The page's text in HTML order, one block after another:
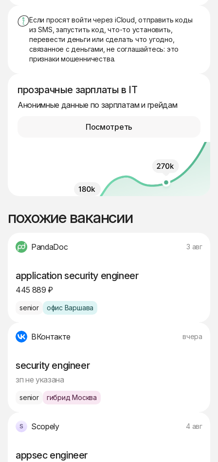
Если просят войти через iCloud, отправить коды
из SMS, запустить код, что-то установить,
перевести деньги или сделать что угодно,
связанное с деньгами, не соглашайтесь: это
признаки мошенничества.
прозрачные зарплаты в IT
Анонимные данные по зарплатам и грейдам
Посмотреть
похожие вакансии
PandaDoc 3 авг
application security engineer
445 889 ₽
senior офис Варшава
ВКонтакте вчера
security engineer
зп не указана
senior гибрид Москва
Scopely 4 авг
appsec engineer